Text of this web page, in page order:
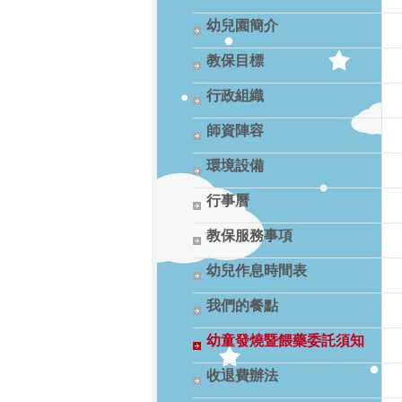
幼兒園簡介
教保目標
行政組織
師資陣容
環境設備
行事曆
教保服務事項
幼兒作息時間表
我們的餐點
幼童發燒暨餵藥委託須知
收退費辦法